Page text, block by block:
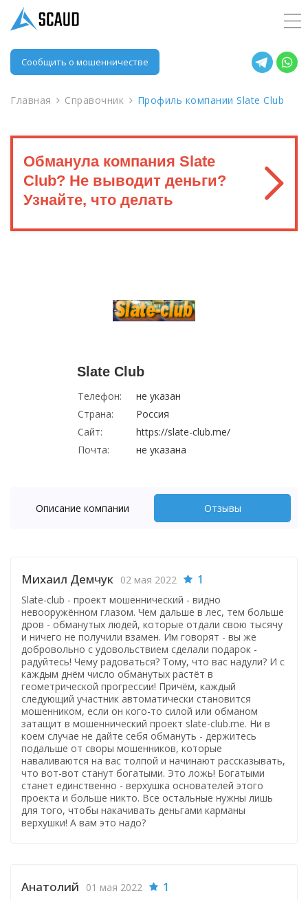
Сообщить о мошенничестве
Главная Справочник Профиль компании Slate Club
Обманула компания Slate
Club? Не выводит деньги?
Узнайте, что делать
Slate Club
Телефон:
не указан
Страна:
Россия
Сайт:
https://slate-club.me/
Почта:
не указана
Описание компании Отзывы
Михаил Демчук 02 мая 2022 1
Slate-club - проект мошеннический - видно
невооружённом глазом. Чем дальше в лес, тем больше
дров - обманутых людей, которые отдали свою тысячу
и ничего не получили взамен. Им говорят - вы же
добровольно с удовольствием сделали подарок -
радуйтесь! Чему радоваться? Тому, что вас надули? И с
каждым днём число обманутых растёт в
геометрической прогрессии! Причём, каждый
следующий участник автоматически становится
мошенником, если он кого-то силой или обманом
затащит в мошеннический проект slate-club.me. Ни в
коем случае не дайте себя обмануть - держитесь
подальше от своры мошенников, которые
наваливаются на вас толпой и начинают рассказывать,
что вот-вот станут богатыми. Это ложь! Богатыми
станет единственно - верхушка основателей этого
проекта и больше никто. Все остальные нужны лишь
для того, чтобы накачивать деньгами карманы
верхушки! А вам это надо?
Анатолий 01 мая 2022 1